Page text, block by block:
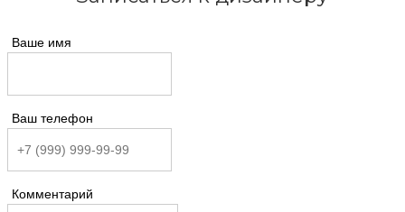
Ваше имя
Ваш телефон
Комментарий